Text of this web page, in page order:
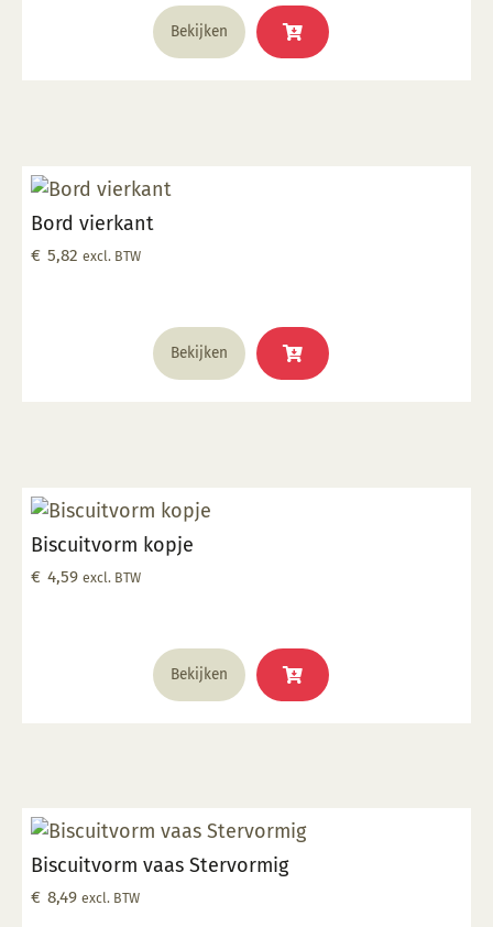
Bekijken
Bord vierkant
€ 5,82 excl. BTW
Bekijken
Biscuitvorm kopje
€ 4,59 excl. BTW
Bekijken
Biscuitvorm vaas Stervormig
€ 8,49 excl. BTW